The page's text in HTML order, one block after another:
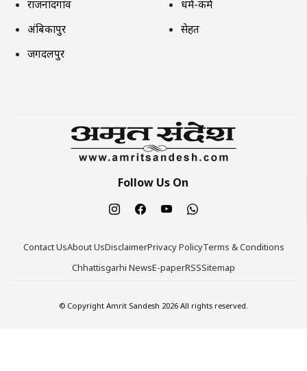
राजनांदगांव
अंबिकापुर
जगदलपुर
धर्म-कर्म
सेहत
Follow Us On
Contact UsAbout UsDisclaimerPrivacy PolicyTerms & Conditions
Chhattisgarhi NewsE-paperRSSSitemap
© Copyright Amrit Sandesh 2026 All rights reserved.